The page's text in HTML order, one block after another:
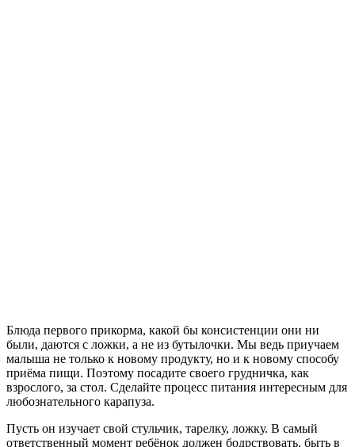
Блюда первого прикорма, какой бы консистенции они ни
были, даются с ложки, а не из бутылочки. Мы ведь приучаем
малыша не только к новому продукту, но и к новому способу
приёма пищи. Поэтому посадите своего грудничка, как
взрослого, за стол. Сделайте процесс питания интересным для
любознательного карапуза.
Пусть он изучает свой стульчик, тарелку, ложку. В самый
ответственный момент ребёнок должен бодрствовать, быть в